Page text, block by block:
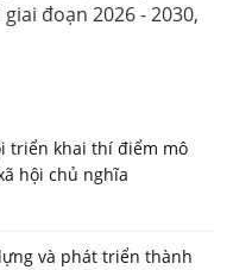
đoạn 2026 - 2030,
triển khai thí điểm mô
hội chủ nghĩa
và phát triển thành